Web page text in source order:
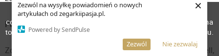
Zezwól na wysyłkę powiadomień o nowych
artykułach od zegarkiipasja.pl.
Powered by SendPulse
Nie zezwalaj
Zezwól
×
Paul Tazewell i Seamaster Diver 300M
Zdobywca Oscara, projektant kostiumów Paul Tazewell,
W celu poprawienia jakości usług korzystamy z plików
cookies. Pozostanie na stronie oznacza, iż wyrażasz zgodę na
to, że pliki cookies będą przechowywane w Twoim urządzeniu.
Więcej informacji